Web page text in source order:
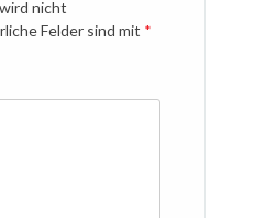
nicht
Felder sind mit *